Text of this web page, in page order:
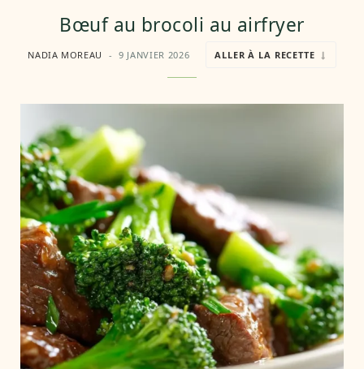
Bœuf au brocoli au airfryer
NADIA MOREAU 9 JANVIER 2026 ALLER À LA RECETTE